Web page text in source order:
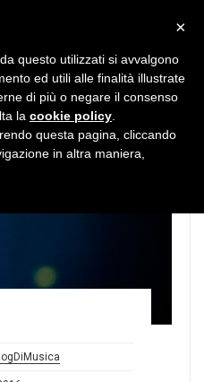
×
questo utilizzati si avvalgono
ed utili alle finalità illustrate
di più o negare il consenso
la cookie policy
questa pagina, cliccando
in altra maniera,